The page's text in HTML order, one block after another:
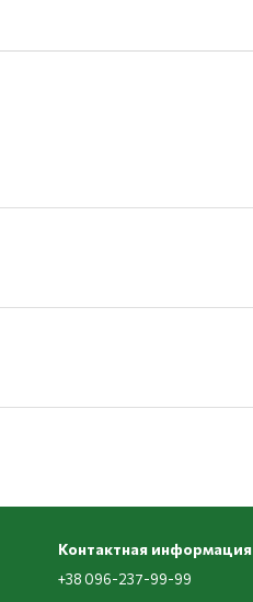
Контактная информация
+38 096-237-99-99